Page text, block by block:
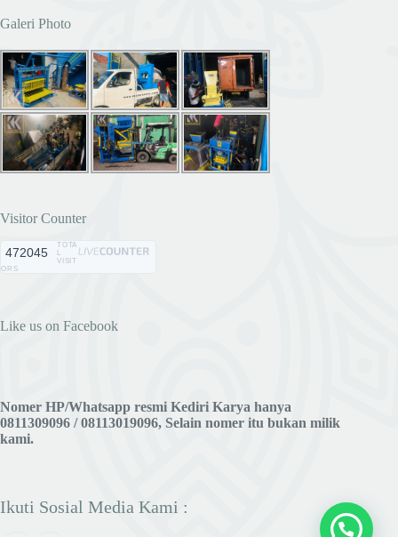
Galeri Photo
Visitor Counter
472045
TOTA
VISIT
ORS
Like us on Facebook
Nomer HP/Whatsapp resmi Kediri Karya hanya
0811309096 / 08113019096, Selain nomer itu bukan milik
kami.
Ikuti Sosial Media Kami :